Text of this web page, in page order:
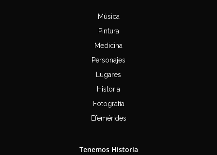
Música
Pintura
Medicina
Personajes
Lugares
Historia
Fotografía
Efemérides
Tenemos Historia